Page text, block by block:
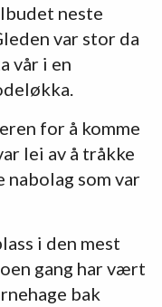
neste
var stor da
vår i en
for å komme
lei av å tråkke
som var
i den mest
gang har vært
bak